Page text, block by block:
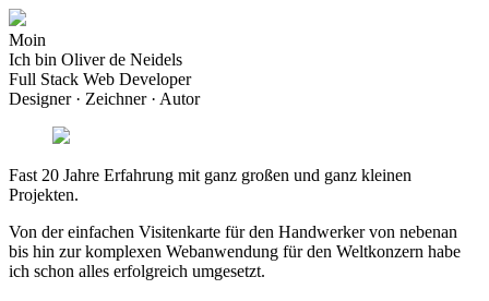
Moin
Ich bin Oliver de Neidels
Full Stack Web Developer
Designer · Zeichner · Autor
Fast 20 Jahre Erfahrung mit ganz großen und ganz kleinen
Projekten.
Von der einfachen Visitenkarte für den Handwerker von nebenan
bis hin zur komplexen Webanwendung für den Weltkonzern habe
ich schon alles erfolgreich umgesetzt.